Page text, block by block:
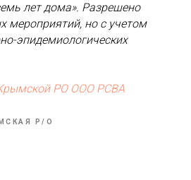
лет дома». Разрешено
мероприятий, но с учетом
эпидемиологических
РО ООО РСВА
Р/О